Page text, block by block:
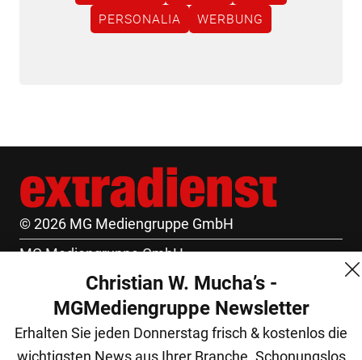
PERSONALIA
WERBUNG
© 2026 MG Mediengruppe GmbH
MG Mediengruppe GmbH
Burgring 1/7
1010 Wien
+43 (1) 522 14 14
Christian W. Mucha’s -
MGMediengruppe Newsletter
Erhalten Sie jeden Donnerstag frisch & kostenlos die
wichtigsten News aus Ihrer Branche. Schonungslos